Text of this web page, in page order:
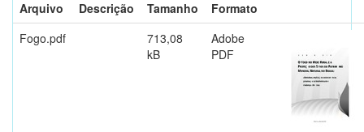
Arquivo
Descrição Tamanho
Formato
Fogo.pdf
713,08
kB
Adobe
PDF